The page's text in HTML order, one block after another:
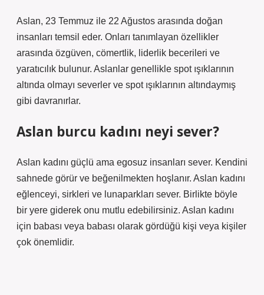
Aslan, 23 Temmuz ile 22 Ağustos arasında doğan
insanları temsil eder. Onları tanımlayan özellikler
arasında özgüven, cömertlik, liderlik becerileri ve
yaratıcılık bulunur. Aslanlar genellikle spot ışıklarının
altında olmayı severler ve spot ışıklarının altındaymış
gibi davranırlar.
Aslan burcu kadını neyi sever?
Aslan kadını güçlü ama egosuz insanları sever. Kendini
sahnede görür ve beğenilmekten hoşlanır. Aslan kadını
eğlenceyi, sirkleri ve lunaparkları sever. Birlikte böyle
bir yere giderek onu mutlu edebilirsiniz. Aslan kadını
için babası veya babası olarak gördüğü kişi veya kişiler
çok önemlidir.